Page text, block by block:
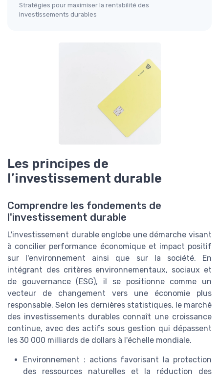
Stratégies pour maximiser la rentabilité des
investissements durables
Les principes de
l’investissement durable
Comprendre les fondements de
l'investissement durable
L'investissement durable englobe une démarche visant
à concilier performance économique et impact positif
sur l'environnement ainsi que sur la société. En
intégrant des critères environnementaux, sociaux et
de gouvernance (ESG), il se positionne comme un
vecteur de changement vers une économie plus
responsable. Selon les dernières statistiques, le marché
des investissements durables connaît une croissance
continue, avec des actifs sous gestion qui dépassent
les 30 000 milliards de dollars à l'échelle mondiale.
Environnement : actions favorisant la protection
des ressources naturelles et la réduction des